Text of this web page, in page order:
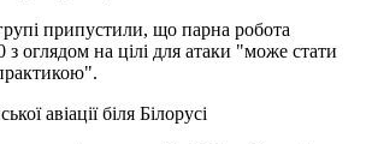
припустили, що парна робота
оглядом на цілі для атаки "може стати
авіації біля Білорусі